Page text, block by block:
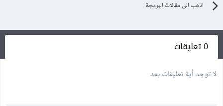
اذهب الى مقالات البرمجة
0 تعليقات
لا توجد أية تعليقات بعد